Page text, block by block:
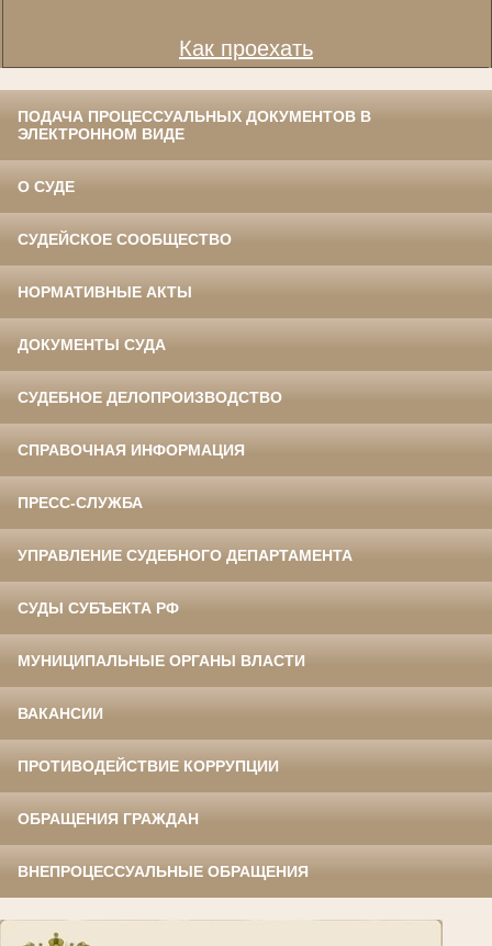
Как проехать
ПОДАЧА ПРОЦЕССУАЛЬНЫХ ДОКУМЕНТОВ В
ЭЛЕКТРОННОМ ВИДЕ
О СУДЕ
СУДЕЙСКОЕ СООБЩЕСТВО
НОРМАТИВНЫЕ АКТЫ
ДОКУМЕНТЫ СУДА
СУДЕБНОЕ ДЕЛОПРОИЗВОДСТВО
СПРАВОЧНАЯ ИНФОРМАЦИЯ
ПРЕСС-СЛУЖБА
УПРАВЛЕНИЕ СУДЕБНОГО ДЕПАРТАМЕНТА
СУДЫ СУБЪЕКТА РФ
МУНИЦИПАЛЬНЫЕ ОРГАНЫ ВЛАСТИ
ВАКАНСИИ
ПРОТИВОДЕЙСТВИЕ КОРРУПЦИИ
ОБРАЩЕНИЯ ГРАЖДАН
ВНЕПРОЦЕССУАЛЬНЫЕ ОБРАЩЕНИЯ